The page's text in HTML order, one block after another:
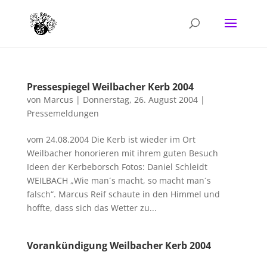
Pressespiegel Weilbacher Kerb 2004
von Marcus | Donnerstag, 26. August 2004|
Pressemeldungen
vom 24.08.2004 Die Kerb ist wieder im Ort
Weilbacher honorieren mit ihrem guten Besuch
Ideen der Kerbeborsch Fotos: Daniel Schleidt
WEILBACH „Wie man´s macht, so macht man´s
falsch“. Marcus Reif schaute in den Himmel und
hoffte, dass sich das Wetter zu...
Vorankündigung Weilbacher Kerb 2004